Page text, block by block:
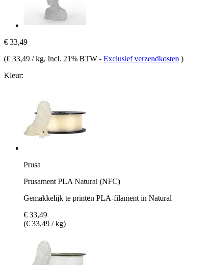
€ 33,49
(€ 33,49 / kg, Incl. 21% BTW - Exclusief verzendkosten )
Kleur:
Prusa
Prusament PLA Natural (NFC)
Gemakkelijk te printen PLA-filament in Natural
€ 33,49
(€ 33,49 / kg)